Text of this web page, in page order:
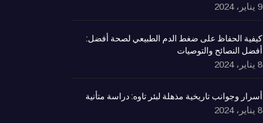
9 يناير، 2024
كيفية الحفاظ على ضغط الدم الطبيعي لصحة أفضل:
أفضل النصائح والتوصيات
8 يناير، 2024
أسرار وجوانب تاريخية مذهلة لبئر تاوه: دراسة متأنية
8 يناير، 2024